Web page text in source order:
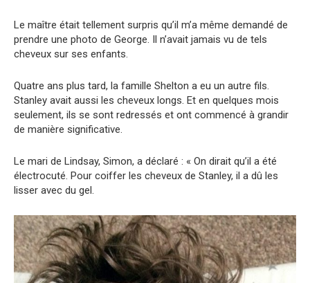
Le maître était tellement surpris qu’il m’a même demandé de
prendre une photo de George. Il n’avait jamais vu de tels
cheveux sur ses enfants.
Quatre ans plus tard, la famille Shelton a eu un autre fils.
Stanley avait aussi les cheveux longs. Et en quelques mois
seulement, ils se sont redressés et ont commencé à grandir
de manière significative.
Le mari de Lindsay, Simon, a déclaré : « On dirait qu’il a été
électrocuté. Pour coiffer les cheveux de Stanley, il a dû les
lisser avec du gel.